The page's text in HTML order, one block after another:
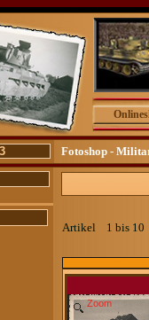
Fotoshop -
Artikel 1 bis 10
Zoom